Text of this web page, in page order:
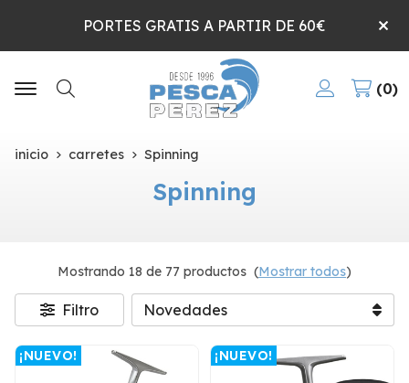
PORTES GRATIS A PARTIR DE 60€
Buscar
0
inicio carretes Spinning
Spinning
Mostrando 18 de 77 productos (Mostrar todos)
Filtro
¡NUEVO! ¡NUEVO!